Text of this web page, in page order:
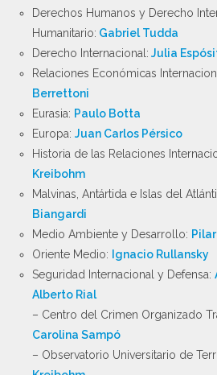
Derechos Humanos y Derecho
Humanitario: Gabriel Tudda
Derecho Internacional: Julia
Relaciones Económicas
Berrettoni
Eurasia: Paulo Botta
Europa: Juan Carlos Pérsico
Historia de las Relaciones
Kreibohm
Malvinas, Antártida e Islas del
Biangardi
Medio Ambiente y Desarrollo:
Oriente Medio:
Ignacio Rullansky
Seguridad Internacional y Defensa:
Alberto Rial
– Centro del Crimen Organizado
Carolina Sampó
– Observatorio Universitario de